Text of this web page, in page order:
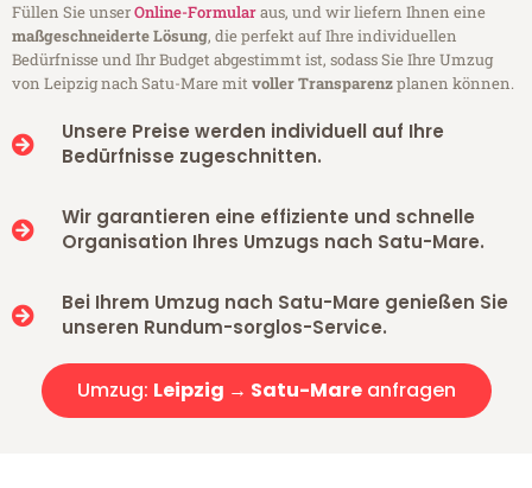
Füllen Sie unserOnline-Formularaus, und wir liefern Ihnen eine
maßgeschneiderte Lösung, die perfekt auf Ihre individuellen
Bedürfnisse und Ihr Budget abgestimmt ist, sodass Sie Ihre Umzug
von Leipzig nach Satu-Mare mitvoller Transparenzplanen können.
Unsere Preise werden individuell auf Ihre
Bedürfnisse zugeschnitten.
Wir garantieren eine effiziente und schnelle
Organisation Ihres Umzugs nach Satu-Mare.
Bei Ihrem Umzug nach Satu-Mare genießen Sie
unseren Rundum-sorglos-Service.
Umzug: Leipzig → Satu-Mareanfragen